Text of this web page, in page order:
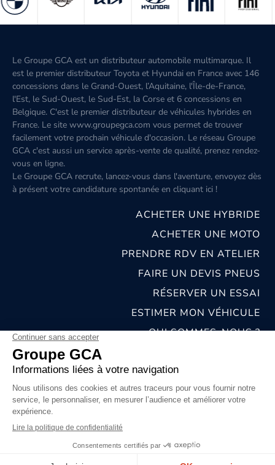
Le Groupe GCA est un distributeur automobile multimarque. Il
est le premier distributeur Toyota et Hyundai en France avec 146
concessions dans le Grand-Ouest, l’Aquitaine, l'Île-de-France,
l'Est, le Sud-Ouest, le Sud-Est, la Corse et 6 concessions en
Belgique. C'est le premier distributeur de véhicules hybrides en
France. Le site www.groupegca.com vous permet de trouver
facilement votre prochain véhicule d'occasion. Le réseau Groupe
GCA c'est aussi un service après-vente de qualité, prenez rendez-
vous en ligne.
Le Groupe GCA recrute, lancez-vous dans l'aventure, envoyez dès
à présent votre candidature spontanée en cliquant ici !
ACHETER UNE HYBRIDE
ACHETER UNE MOTO
PRENDRE RDV EN ATELIER
FAIRE UN DEVIS PNEUS
RÉSERVER UN ESSAI
ESTIMER MON VÉHICULE
QUI SOMMES-NOUS ?
NOS CONCESSIONS & CARROSSERIES
MENTIONS LÉGALES
CONDITIONS GÉNÉRALES DE VENTE